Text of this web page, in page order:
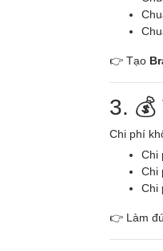
👉 Tạo
3.
Chi phí
Chi
Chi
Chi
👉 Làm